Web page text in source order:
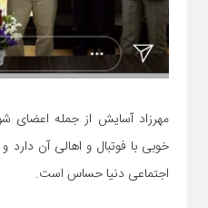
مهرزاد آسایش از جمله اعضای
خوبی با فوتبال و اهالی آن
اجتماعی دنیا حساس است.